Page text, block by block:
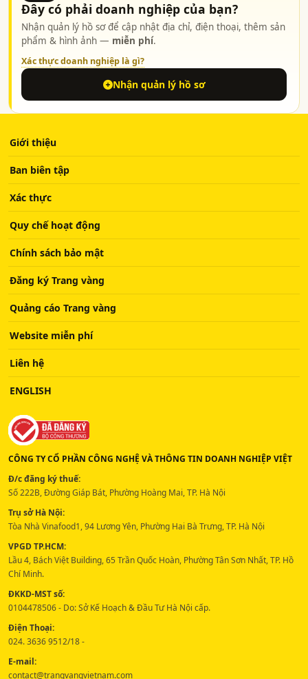
Đây có phải doanh nghiệp của bạn?
Nhận quản lý hồ sơ để cập nhật địa chỉ, điện thoại, thêm sản
phẩm & hình ảnh — miễn phí.
Xác thực doanh nghiệp là gì?
Nhận quản lý hồ sơ
Giới thiệu
Ban biên tập
Xác thực
Quy chế hoạt động
Chính sách bảo mật
Đăng ký Trang vàng
Quảng cáo Trang vàng
Website miễn phí
Liên hệ
ENGLISH
CÔNG TY CỔ PHẦN CÔNG NGHỆ VÀ THÔNG TIN DOANH NGHIỆP VIỆT
Đ/c đăng ký thuế:
Số 222B, Đường Giáp Bát, Phường Hoàng Mai, TP. Hà Nội
Trụ sở Hà Nội:
Tòa Nhà Vinafood1, 94 Lương Yên, Phường Hai Bà Trưng, TP. Hà Nội
VPGD TP.HCM:
Lầu 4, Bách Việt Building, 65 Trần Quốc Hoàn, Phường Tân Sơn Nhất, TP. Hồ
Chí Minh.
ĐKKD-MST số:
0104478506 - Do: Sở Kế Hoạch & Đầu Tư Hà Nội cấp.
Điện Thoại:
024. 3636 9512/18 -
E-mail:
contact@trangvangvietnam.com